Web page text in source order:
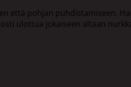
että pohjan puhdistamiseen.
ulottua jokaiseen altaan